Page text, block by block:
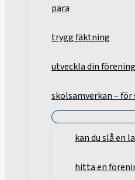
para
trygg fäktning
utveckla din förening
skolsamverkan –
kan du slå en
hitta en